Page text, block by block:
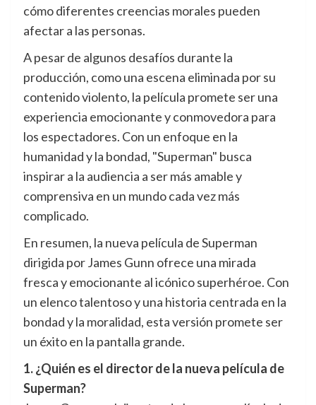
cómo diferentes creencias morales pueden
afectar a las personas.
A pesar de algunos desafíos durante la
producción, como una escena eliminada por su
contenido violento, la película promete ser una
experiencia emocionante y conmovedora para
los espectadores. Con un enfoque en la
humanidad y la bondad, "Superman" busca
inspirar a la audiencia a ser más amable y
comprensiva en un mundo cada vez más
complicado.
En resumen, la nueva película de Superman
dirigida por James Gunn ofrece una mirada
fresca y emocionante al icónico superhéroe. Con
un elenco talentoso y una historia centrada en la
bondad y la moralidad, esta versión promete ser
un éxito en la pantalla grande.
1. ¿Quién es el director de la nueva película de
Superman?